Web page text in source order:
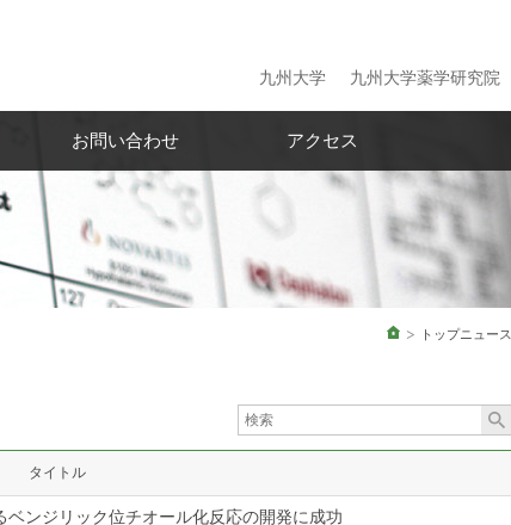
九州大学 九州大学薬学研究院
お問い合わせ アクセス
ホームトップニュース
タイトル
ベンジリック位チオール化反応の開発に成功